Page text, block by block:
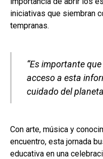
iniciativas que siembran
tempranas.
“Es importante
acceso a esta
cuidado del
Con arte, música y
encuentro, esta jornada
educativa en una